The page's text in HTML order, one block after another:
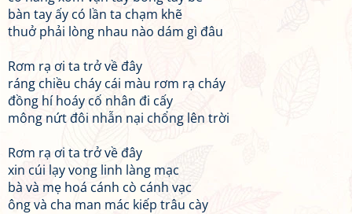
bàn tay ấy có lần ta chạm khẽ
thuở phải lòng nhau nào dám gì đâu
Rơm rạ ơi ta trở về đây
ráng chiều cháy cái màu rơm rạ cháy
đồng hí hoáy cố nhân đi cấy
mông nứt đôi nhẫn nại chổng lên trời
Rơm rạ ơi ta trở về đây
xin cúi lạy vong linh làng mạc
bà và mẹ hoá cánh cò cánh vạc
ông và cha man mác kiếp trâu cày